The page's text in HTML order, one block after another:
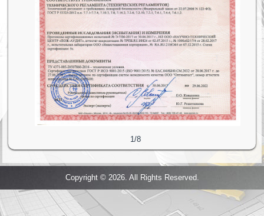
1/8
Copyright © 2026. All Rights Reserved.